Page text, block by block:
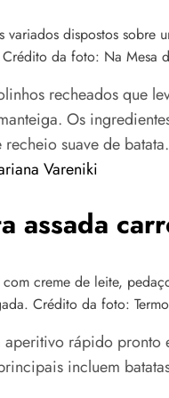
da foto: Na Mesa
recheados que
Os
suave de batata.
Vareniki
assada
Crédito da foto:
aperitivo rápido
incluem